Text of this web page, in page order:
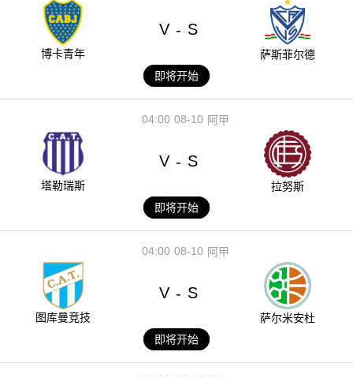
博卡青年
V - S
萨斯菲尔德
即将开始
08-10
04:00 阿甲
塔勒瑞斯
V - S
拉努斯
即将开始
08-10
04:00 阿甲
图库曼竞技
V - S
萨尔米安杜
即将开始